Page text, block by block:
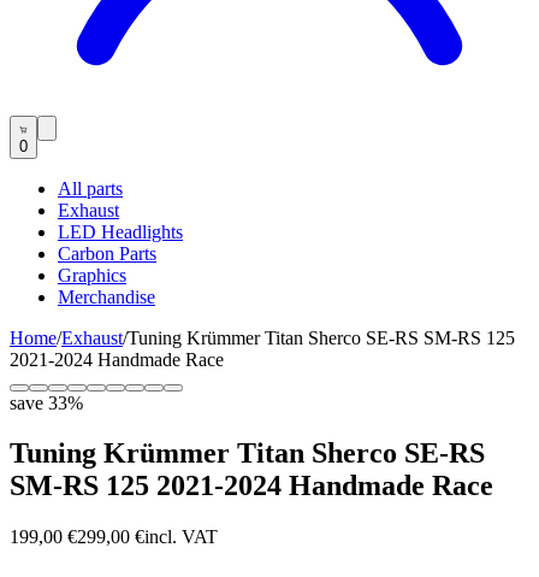
0
All parts
Exhaust
LED Headlights
Carbon Parts
Graphics
Merchandise
Home/Exhaust/Tuning Krümmer Titan Sherco SE-RS SM-RS 125
2021-2024 Handmade Race
save 33%
Tuning Krümmer Titan Sherco SE-RS
SM-RS 125 2021-2024 Handmade Race
199,00 €299,00 €incl. VAT